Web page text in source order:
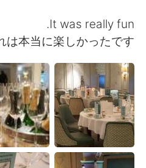
It was really fun.
は本当に楽しかったです。